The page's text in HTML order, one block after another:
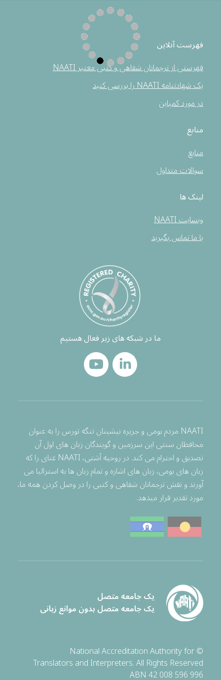
فهرست آنلاین
فهرستی از ترجمانان شفاهی و کتبی معتبر NAATI
یک شهادتنامه NAATI را بررسی کنید
در مورد کمپاین
منابع
منابع
سوالات متداول
لینک ها
وبسایت NAATI
با ما تماس بگیرید
ما در شبکه های زیر فعال هستیم
NAATI مردم بومی و جزیره نیشینان تنگه تورس را به عنوان
محافظان سنتی این سرزمین و گویندگان زبان های اول آن
تصدیق و احترام می کند. در روحیه آشتی، NAATI غنای را که
زبان های بومی، زبان های اشاره و تمام زبان ها به استرالیا می
آورند و نقش ترجمانان شفاهی و کتبی را در وصل کردن همه ما،
مورد تقدیر قرار میدهد.
یک جامعه متصل
یک جامعه متصل بدون موانع زبانی
© National Accreditation Authority for
Translators and Interpreters. All Rights Reserved
ABN 42 008 596 996